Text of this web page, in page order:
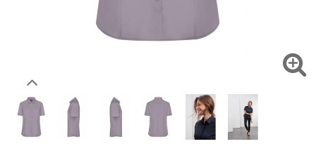
Voudriez-vous acheter des produits pour votre besoin
